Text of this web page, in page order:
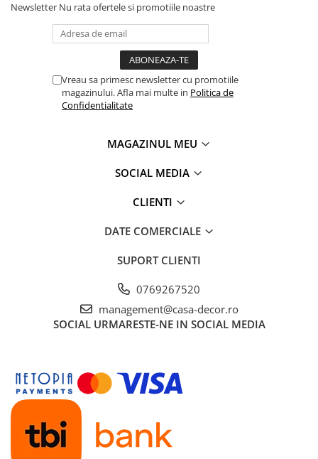
Newsletter Nu rata ofertele si promotiile noastre
Vreau sa primesc newsletter cu promotiile
magazinului. Afla mai multe in Politica de
Confidentialitate
MAGAZINUL MEU
SOCIAL MEDIA
CLIENTI
DATE COMERCIALE
SUPORT CLIENTI
0769267520
management@casa-decor.ro
SOCIAL URMARESTE-NE IN SOCIAL MEDIA